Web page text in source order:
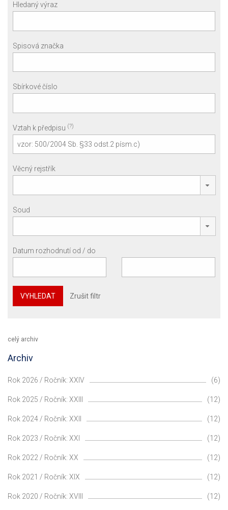
Hledaný výraz
Spisová značka
Sbírkové číslo
Vztah k předpisu (?)
Věcný rejstřík
Soud
Datum rozhodnutí od / do
VYHLEDAT Zrušit filtr
celý archiv
Archiv
Rok 2026 / Ročník: XXIV (6)
Rok 2025 / Ročník: XXIII (12)
Rok 2024 / Ročník: XXII (12)
Rok 2023 / Ročník: XXI (12)
Rok 2022 / Ročník: XX (12)
Rok 2021 / Ročník: XIX (12)
Rok 2020 / Ročník: XVIII (12)